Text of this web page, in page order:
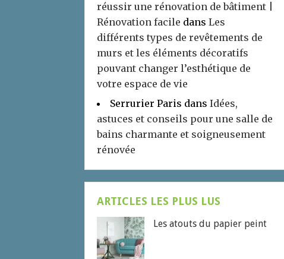
réussir une rénovation de bâtiment |
Rénovation facile dans Les
différents types de revêtements de
murs et les éléments décoratifs
pouvant changer l’esthétique de
votre espace de vie
Serrurier Paris dans Idées,
astuces et conseils pour une salle de
bains charmante et soigneusement
rénovée
ARTICLES LES PLUS LUS
Les atouts du papier peint